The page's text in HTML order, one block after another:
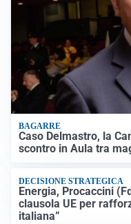
BAGARRE
Caso Delmastro, la
scontro in Aula tra
DECISIONE STRATEGICA
Energia, Procaccini
clausola UE per
italiana”